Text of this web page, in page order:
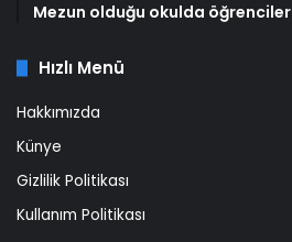
Mezun olduğu okulda
Hızlı Menü
Hakkımızda
Künye
Gizlilik Politikası
Kullanım Politikası